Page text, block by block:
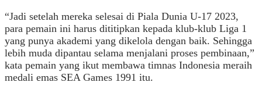
“Jadi setelah mereka selesai di Piala Dunia U-17 2023,
para pemain ini harus dititipkan kepada klub-klub Liga 1
yang punya akademi yang dikelola dengan baik. Sehingga
lebih muda dipantau selama menjalani proses pembinaan,”
kata pemain yang ikut membawa timnas Indonesia meraih
medali emas SEA Games 1991 itu.